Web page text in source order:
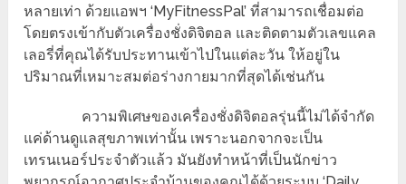
หลายเท่า ด้วยแอพฯ ‘MyFitnessPal’ ที่สามารถเชื่อมต่อ
โดยตรงเข้ากับตัวเครื่องชั่งดิจิตอล และติดตามตัวเลขแคล
เลอรี่ที่คุณได้รับประทานเข้าไปในแต่ละวัน ให้อยู่ใน
ปริมาณที่เหมาะสมต่อร่างกายมากที่สุดได้เช่นกัน
ความพิเศษของเครื่องชั่งดิจิตอลรุ่นนี้ไม่ได้จำกัด
แค่ด้านดูแลสุขภาพเท่านั้น เพราะนอกจากจะเป็น
เทรนเนอร์ประจำตัวแล้ว มันยังทำหน้าที่เป็นนักข่าว